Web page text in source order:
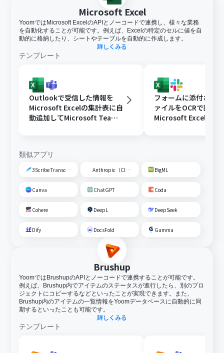
Microsoft Excel
YoomではMicrosoft ExcelのAPIとノーコードで連携し、様々な業務
を自動化することが可能です。例えば、Excelの特定のセルに値を自
動的に格納したり、シートやテーブルを自動的に作成します。
詳しくみる
テンプレート
Outlookで受信した情報を
Microsoft Excelの集計表に自
動追加してMicrosoft Teams
フォームに添付され
ァイルをOCRで読み
Microsoft Excelに格
類似アプリ
3Scribe Transcription Anthropic（Claude） BigML
Canva ChatGPT Coda
Cohere DeepL DeepSeek
Dify DocsFold Gamma
Brushup
YoomではBrushupのAPIとノーコードで連携することが可能です。
例えば、Brushup内でアイテムのステータスが進行したら、別のプロ
ジェクトにコピーするなどといったことが実現できます。また、
Brushup内のアイテムの一覧情報をYoomデータベースに自動的に同
期するといったことも可能です。
詳しくみる
テンプレート